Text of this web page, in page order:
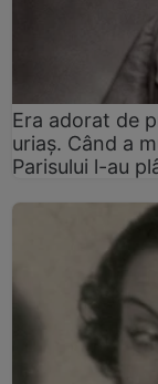
Era adorat de
uriaș. Când a
Parisului l-au